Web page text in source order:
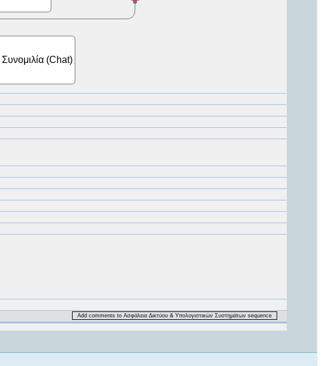
Add comments to Ασφάλεια Δικτύου & Υπολογιστικών Συστημάτων sequence